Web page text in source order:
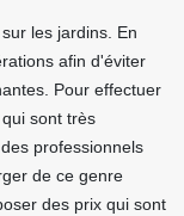
les jardins. En
afin d'éviter
Pour effectuer
sont très
professionnels
de ce genre
des prix qui sont